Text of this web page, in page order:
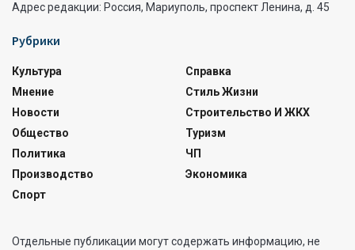
Адрес редакции: Россия, Мариуполь, проспект Ленина, д. 45
Рубрики
Культура
Мнение
Новости
Общество
Политика
Производство
Спорт
Справка
Стиль Жизни
Строительство И ЖКХ
Туризм
ЧП
Экономика
Отдельные публикации могут содержать информацию, не